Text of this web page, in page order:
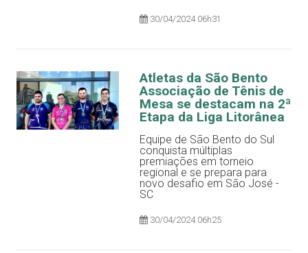
30/04/2024 06h31
Atletas da São Bento
Associação de Tênis de
Mesa se destacam na 2ª
Etapa da Liga Litorânea
Equipe de São Bento do Sul
conquista múltiplas
premiações em torneio
regional e se prepara para
novo desafio em São José -
SC
30/04/2024 06h25